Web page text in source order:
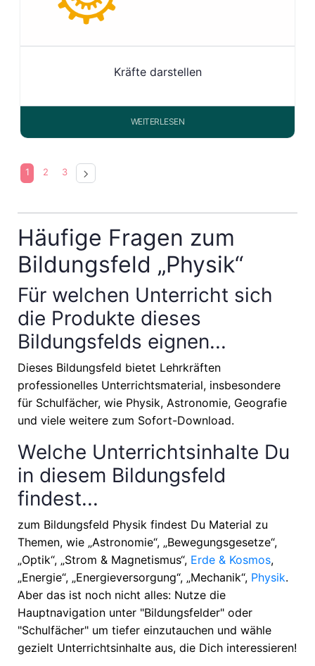
Kräfte darstellen
WEITERLESEN
1 2 3
Häufige Fragen zum
Bildungsfeld „Physik“
Für welchen Unterricht sich
die Produkte dieses
Bildungsfelds eignen...
Dieses Bildungsfeld bietet Lehrkräften
professionelles Unterrichtsmaterial, insbesondere
für Schulfächer, wie Physik, Astronomie, Geografie
und viele weitere zum Sofort-Download.
Welche Unterrichtsinhalte Du
in diesem Bildungsfeld
findest...
zum Bildungsfeld Physik findest Du Material zu
Themen, wie „Astronomie“, „Bewegungsgesetze“,
„Optik“, „Strom & Magnetismus“, Erde & Kosmos,
„Energie“, „Energieversorgung“, „Mechanik“, Physik.
Aber das ist noch nicht alles: Nutze die
Hauptnavigation unter "Bildungsfelder" oder
"Schulfächer" um tiefer einzutauchen und wähle
gezielt Unterrichtsinhalte aus, die Dich interessieren!